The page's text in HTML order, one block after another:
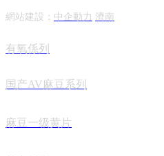
網站建設： 中企動力 濟南
有氧係列
国产AV麻豆系列
麻豆一级黄片